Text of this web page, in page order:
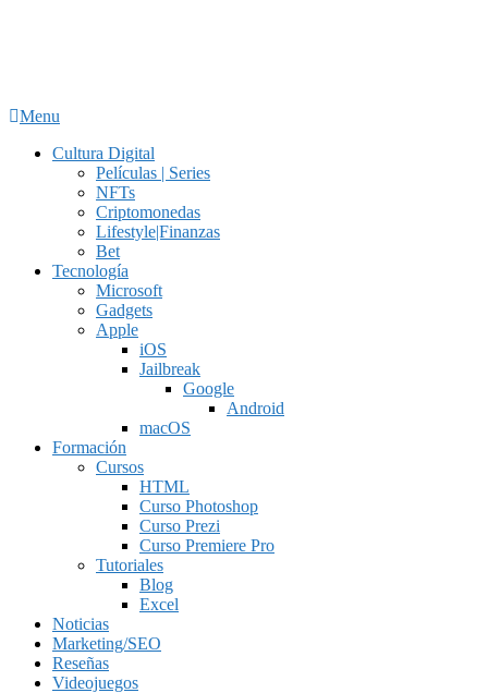
Menu
Cultura Digital
Películas | Series
NFTs
Criptomonedas
Lifestyle|Finanzas
Bet
Tecnología
Microsoft
Gadgets
Apple
iOS
Jailbreak
Google
Android
macOS
Formación
Cursos
HTML
Curso Photoshop
Curso Prezi
Curso Premiere Pro
Tutoriales
Blog
Excel
Noticias
Marketing/SEO
Reseñas
Videojuegos